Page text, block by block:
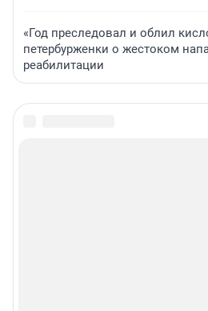
«Год преследовал и облил
петербурженки о жестоком
реабилитации